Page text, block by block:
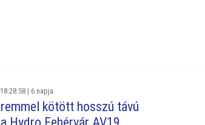
| 6 napja
kötött hosszú távú